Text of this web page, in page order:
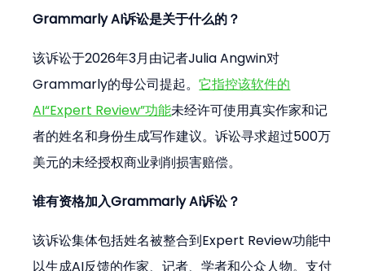
Grammarly AI诉讼是关于什么的？
该诉讼于2026年3月由记者Julia Angwin对
Grammarly的母公司提起。它指控该软件的
AI“Expert Review”功能未经许可使用真实作家和记
者的姓名和身份生成写作建议。诉讼寻求超过500万
美元的未经授权商业剥削损害赔偿。
谁有资格加入Grammarly AI诉讼？
该诉讼集体包括姓名被整合到Expert Review功能中
以生成AI反馈的作家、记者、学者和公众人物。支付